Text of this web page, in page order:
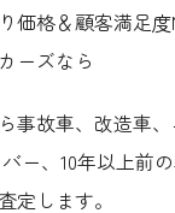
価格＆顧客満足度
ーズなら
事故車、改造車
ー、10年以上前
定します。